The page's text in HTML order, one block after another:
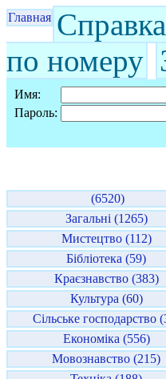
Главная Справка
по номеру
Имя:
Пароль:
(6520)
Загальні (1265)
Мистецтво (112)
Бібліотека (59)
Краєзнавство (383)
Культура (60)
Сільське господарство
Економіка (556)
Мовознавство (215)